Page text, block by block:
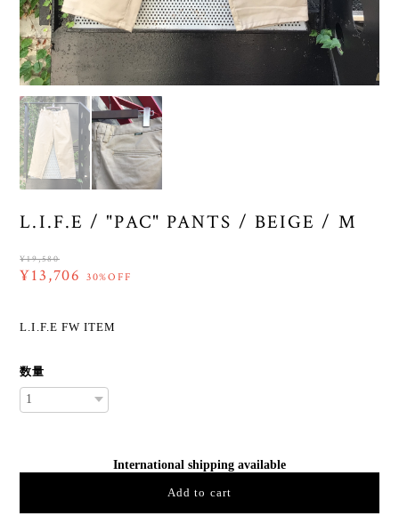
L.I.F.E / "PAC" PANTS / BEIGE / M
¥19,580
¥13,706 30%OFF
L.I.F.E FW ITEM
数量
International shipping available
Add to cart